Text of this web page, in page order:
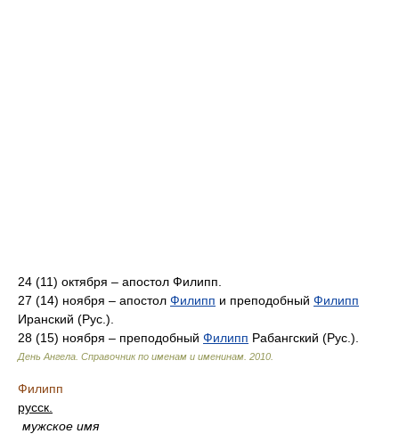
24 (11) октября – апостол Филипп.
27 (14) ноября – апостол Филипп и преподобный Филипп
Иранский (Рус.).
28 (15) ноября – преподобный Филипп Рабангский (Рус.).
День Ангела. Справочник по именам и именинам 2010
Филипп
русск.
мужское имя